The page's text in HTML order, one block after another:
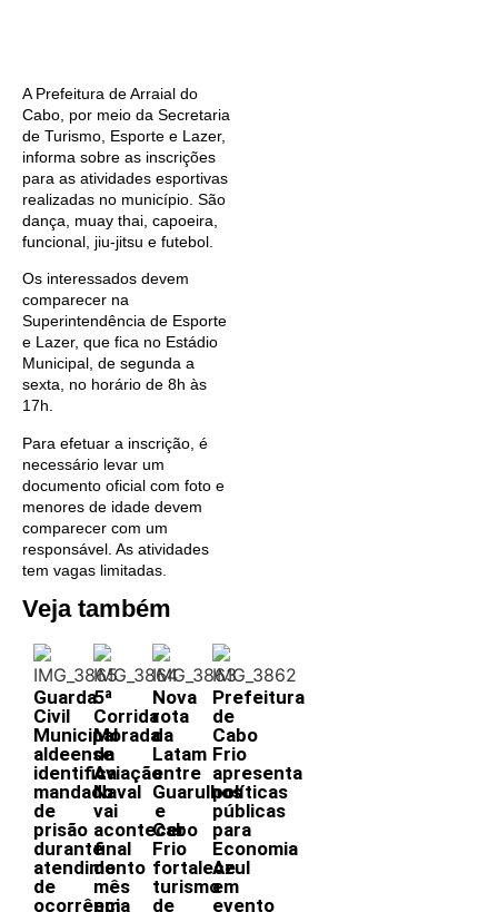
A Prefeitura de Arraial do
Cabo, por meio da Secretaria
de Turismo, Esporte e Lazer,
informa sobre as inscrições
para as atividades esportivas
realizadas no município. São
dança, muay thai, capoeira,
funcional, jiu-jitsu e futebol.
Os interessados devem
comparecer na
Superintendência de Esporte
e Lazer, que fica no Estádio
Municipal, de segunda a
sexta, no horário de 8h às
17h.
Para efetuar a inscrição, é
necessário levar um
documento oficial com foto e
menores de idade devem
comparecer com um
responsável. As atividades
tem vagas limitadas.
Veja também
Guarda
Civil
Municipal
aldeense
identifica
mandado
de
prisão
durante
atendimento
de
ocorrência
5ª
Corrida
Morada
da
Aviação
Naval
vai
acontecer
final
do
mês
em
Nova
rota
da
Latam
entre
Guarulhos
e
Cabo
Frio
fortalece
turismo
de
Prefeitura
de
Cabo
Frio
apresenta
políticas
públicas
para
Economia
Azul
em
evento